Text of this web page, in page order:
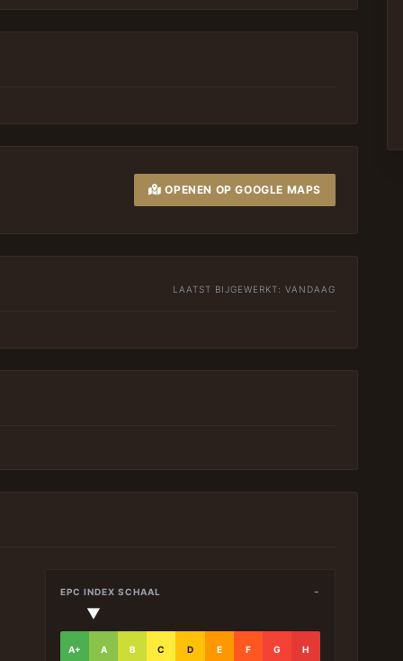
OPENEN OP GOOGLE MAPS
LAATST BIJGEWERKT: VANDAAG
EPC INDEX SCHAAL -
▼
A+ A B C D E F G H